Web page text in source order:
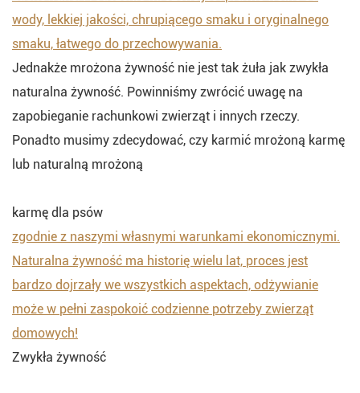
wody, lekkiej jakości, chrupiącego smaku i oryginalnego
smaku, łatwego do przechowywania.
Jednakże mrożona żywność nie jest tak żuła jak zwykła
naturalna żywność. Powinniśmy zwrócić uwagę na
zapobieganie rachunkowi zwierząt i innych rzeczy.
Ponadto musimy zdecydować, czy karmić mrożoną karmę
lub naturalną mrożoną
karmę dla psów
zgodnie z naszymi własnymi warunkami ekonomicznymi.
Naturalna żywność ma historię wielu lat, proces jest
bardzo dojrzały we wszystkich aspektach, odżywianie
może w pełni zaspokoić codzienne potrzeby zwierząt
domowych!
Zwykła żywność